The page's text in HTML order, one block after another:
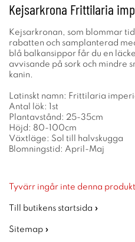
Kejsarkrona Frittilaria
Kejsarkronan, som blommar
rabatten och samplanterad
blå balkansippor får du en
avvisande på sork och mindre
kanin.
Latinskt namn: Frittilaria
Antal lök: 1st
Plantavstånd: 25-35cm
Höjd: 80-100cm
Växtläge: Sol till halvskugga
Blomningstid: April-Maj
Tyvärr ingår inte denna
Till butikens startsida »
Sitemap »